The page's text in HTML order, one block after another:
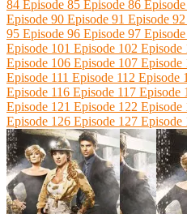
84 Episode 85 Episode 86
Episode 90 Episode 91 Episode 92
95 Episode 96 Episode 97
Episode 101 Episode 102 Episode
Episode 106 Episode 107 Episode
Episode 111 Episode 112 Episode
Episode 116 Episode 117 Episode
Episode 121 Episode 122 Episode
Episode 126 Episode 127 Episode